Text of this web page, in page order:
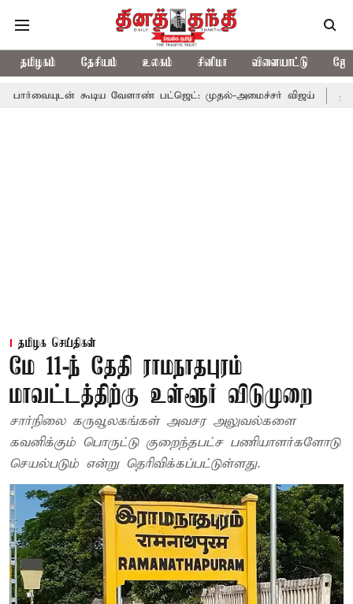
தமிழகம் தேசியம் உலகம் சினிமா விளையாட்டு
கூடிய வேளாண் பட்ஜெட்: முதல்-அமைச்சர் விஜய் தமிழக
தமிழக செய்திகள்
மே 11-ந் தேதி ராமநாதபுரம்
மாவட்டத்திற்கு உள்ளூர் விடுமுறை
சார்நிலை கருவூலகங்கள் அவசர அலுவல்களை
கவனிக்கும் பொருட்டு குறைந்தபட்ச பணியாளர்களோடு
செயல்படும் என்று தெரிவிக்கப்பட்டுள்ளது.